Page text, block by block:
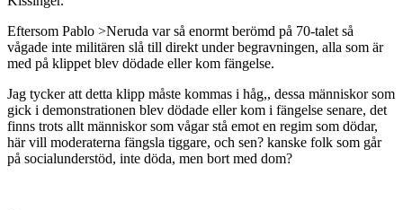
Eftersom Pablo >Neruda var så enormt berömd på 70-talet så
vågade inte militären slå till direkt under begravningen, alla som är
med på klippet blev dödade eller kom fängelse.
Jag tycker att detta klipp måste kommas i håg,, dessa människor som
gick i demonstrationen blev dödade eller kom i fängelse senare, det
finns trots allt människor som vågar stå emot en regim som dödar,
här vill moderaterna fängsla tiggare, och sen? kanske folk som går
på socialunderstöd, inte döda, men bort med dom?